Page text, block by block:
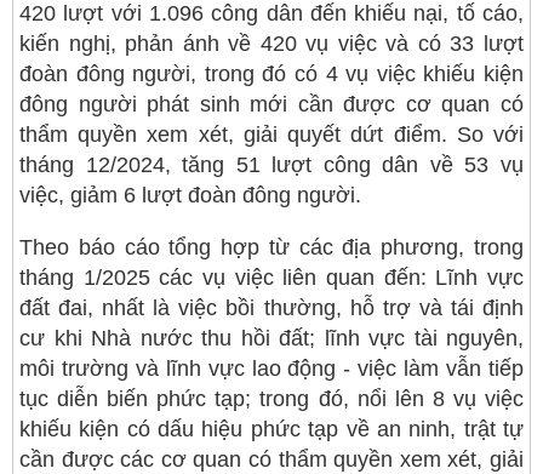
420 lượt với 1.096 công dân đến khiếu nại, tố cáo,
kiến nghị, phản ánh về 420 vụ việc và có 33 lượt
đoàn đông người, trong đó có 4 vụ việc khiếu kiện
đông người phát sinh mới cần được cơ quan có
thẩm quyền xem xét, giải quyết dứt điểm. So với
tháng 12/2024, tăng 51 lượt công dân về 53 vụ
việc, giảm 6 lượt đoàn đông người.
Theo báo cáo tổng hợp từ các địa phương, trong
tháng 1/2025 các vụ việc liên quan đến: Lĩnh vực
đất đai, nhất là việc bồi thường, hỗ trợ và tái định
cư khi Nhà nước thu hồi đất; lĩnh vực tài nguyên,
môi trường và lĩnh vực lao động - việc làm vẫn tiếp
tục diễn biến phức tạp; trong đó, nổi lên 8 vụ việc
khiếu kiện có dấu hiệu phức tạp về an ninh, trật tự
cần được các cơ quan có thẩm quyền xem xét, giải